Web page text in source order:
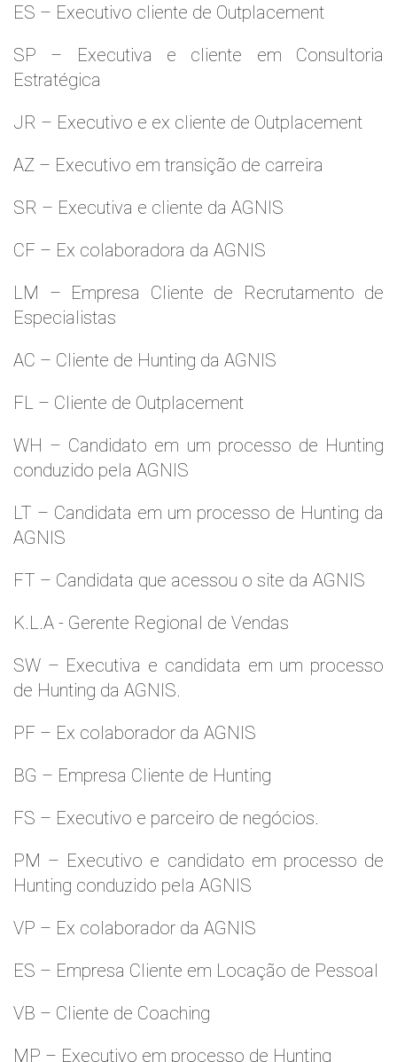
ES – Executivo cliente de Outplacement
SP – Executiva e cliente em Consultoria
Estratégica
JR – Executivo e ex cliente de Outplacement
AZ – Executivo em transição de carreira
SR – Executiva e cliente da AGNIS
CF – Ex colaboradora da AGNIS
LM – Empresa Cliente de Recrutamento de
Especialistas
AC – Cliente de Hunting da AGNIS
FL – Cliente de Outplacement
WH – Candidato em um processo de Hunting
conduzido pela AGNIS
LT – Candidata em um processo de Hunting da
AGNIS
FT – Candidata que acessou o site da AGNIS
K.L.A - Gerente Regional de Vendas
SW – Executiva e candidata em um processo
de Hunting da AGNIS.
PF – Ex colaborador da AGNIS
BG – Empresa Cliente de Hunting
FS – Executivo e parceiro de negócios.
PM – Executivo e candidato em processo de
Hunting conduzido pela AGNIS
VP – Ex colaborador da AGNIS
ES – Empresa Cliente em Locação de Pessoal
VB – Cliente de Coaching
MP – Executivo em processo de Hunting